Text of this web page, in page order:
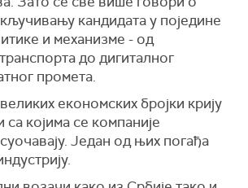
кандидата у поједине
и механизме - од
до дигиталног
промета.
економских бројки крију
којима се компаније
Један од њих погађа